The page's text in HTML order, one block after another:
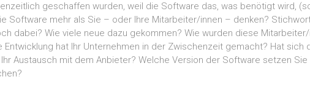
geschaffen wurden, weil die Software das, was benötigt wird,
Software mehr als Sie – oder Ihre Mitarbeiter/innen – denken?
dabei? Wie viele neue dazu gekommen? Wie wurden diese
Entwicklung hat Ihr Unternehmen in der Zwischenzeit gemacht? Hat
Austausch mit dem Anbieter? Welche Version der Software setzen